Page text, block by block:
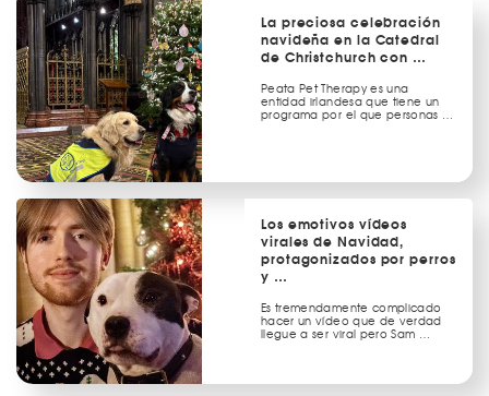
La preciosa celebración
navideña en la Catedral
de Christchurch con …
Peata Pet Therapy es una
entidad irlandesa que tiene un
programa por el que personas …
Los emotivos vídeos
virales de Navidad,
protagonizados por perros
y …
Es tremendamente complicado
hacer un vídeo que de verdad
llegue a ser viral pero Sam …